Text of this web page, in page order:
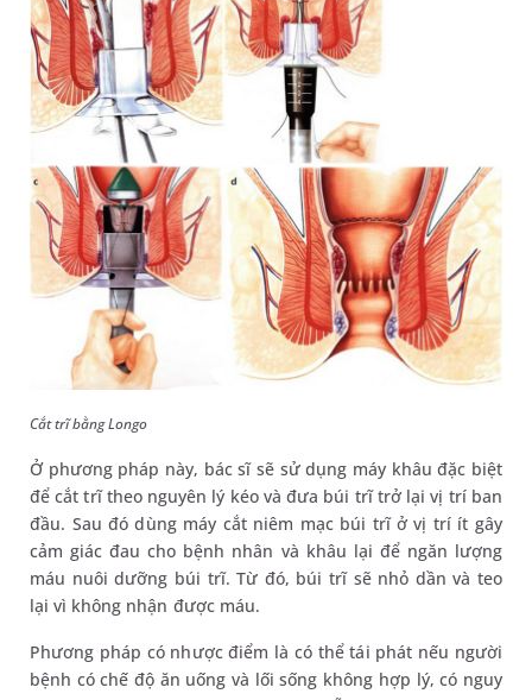
Cắt trĩ bằng Longo
Ở phương pháp này, bác sĩ sẽ sử dụng máy khâu đặc biệt
để cắt trĩ theo nguyên lý kéo và đưa búi trĩ trở lại vị trí ban
đầu. Sau đó dùng máy cắt niêm mạc búi trĩ ở vị trí ít gây
cảm giác đau cho bệnh nhân và khâu lại để ngăn lượng
máu nuôi dưỡng búi trĩ. Từ đó, búi trĩ sẽ nhỏ dần và teo
lại vì không nhận được máu.
Phương pháp có nhược điểm là có thể tái phát nếu người
bệnh có chế độ ăn uống và lối sống không hợp lý, có nguy